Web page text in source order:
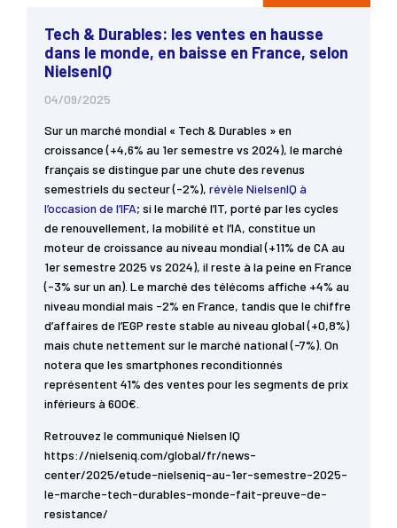
Tech & Durables: les ventes en hausse
dans le monde, en baisse en France, selon
NielsenIQ
04/09/2025
Sur un marché mondial « Tech & Durables » en
croissance (+4,6% au 1er semestre vs 2024), le marché
français se distingue par une chute des revenus
semestriels du secteur (-2%), révèle NielsenIQ à
l’occasion de l’IFA; si le marché l’IT, porté par les cycles
de renouvellement, la mobilité et l’IA, constitue un
moteur de croissance au niveau mondial (+11% de CA au
1er semestre 2025 vs 2024), il reste à la peine en France
(-3% sur un an). Le marché des télécoms affiche +4% au
niveau mondial mais -2% en France, tandis que le chiffre
d’affaires de l’EGP reste stable au niveau global (+0,8%)
mais chute nettement sur le marché national (-7%). On
notera que les smartphones reconditionnés
représentent 41% des ventes pour les segments de prix
inférieurs à 600€.
Retrouvez le communiqué Nielsen IQ
https://nielseniq.com/global/fr/news-
center/2025/etude-nielseniq-au-1er-semestre-2025-
le-marche-tech-durables-monde-fait-preuve-de-
resistance/